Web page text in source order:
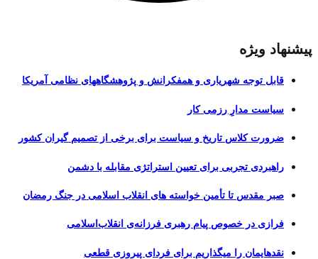
پیشنهاد ویژه
قابل توجه شهریاری و همفکرانش و پژوهشگاههای نظامی آمریکا
سیاست مدارِ رزمی کار
ضرورت کلاس تاریخ و سیاست برای برخی از تصمیم گیران کشور
راهبردی تجربی برای تعیین استراتژی مقابله با دشمن
صبر مقدس تا تأمین خواسته های انقلاب اسلامی در جنگ رمضان
فرازی در خصوص پیام رهبری فرزانه‌ی انقلاب‌اسلامی
نقدهایمان را میگذاریم برای فردای پیروزی قطعی